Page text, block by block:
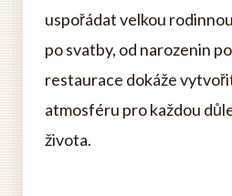
uspořádat velkou
po svatby, od narozenin
restaurace dokáže
atmosféru pro každou
života.